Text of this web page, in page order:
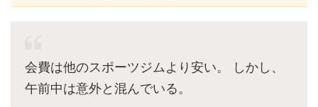
会費は他のスポーツジムより安い。 しかし、
午前中は意外と混んでいる。